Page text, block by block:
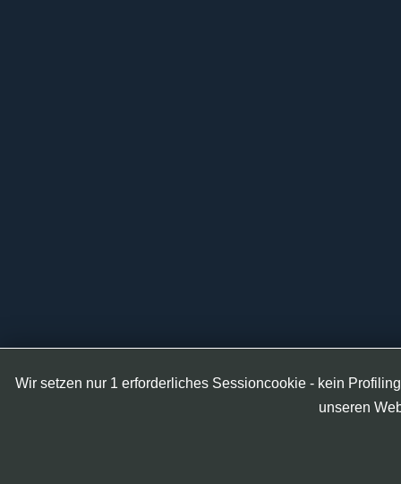
Wir setzen nur 1 erforderliches Sessioncookie - kein
unseren